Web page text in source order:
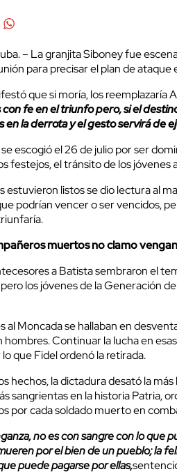
Telegram
– La granjita Siboney fue
para precisar el plan de ataque
que si moría, los reemplazaría
fe en el triunfo pero, si el
en la derrota y el gesto servirá de
escogió el 26 de julio por ser
festejos, el tránsito de los jóvenes
estuvieron listos se dio lectura al
podrían vencer o ser vencidos,
muertos no clamo
a Batista sembraron el
los jóvenes de la Generación
al Moncada se hallaban en
hombres. Continuar la lucha en
que Fidel ordenó la retirada.
hechos, la dictadura desató la
sangrientas en la historia Patria,
por cada soldado muerto en
no es con sangre con lo que
por el bien de un pueblo; la
puede pagarse por ellas,